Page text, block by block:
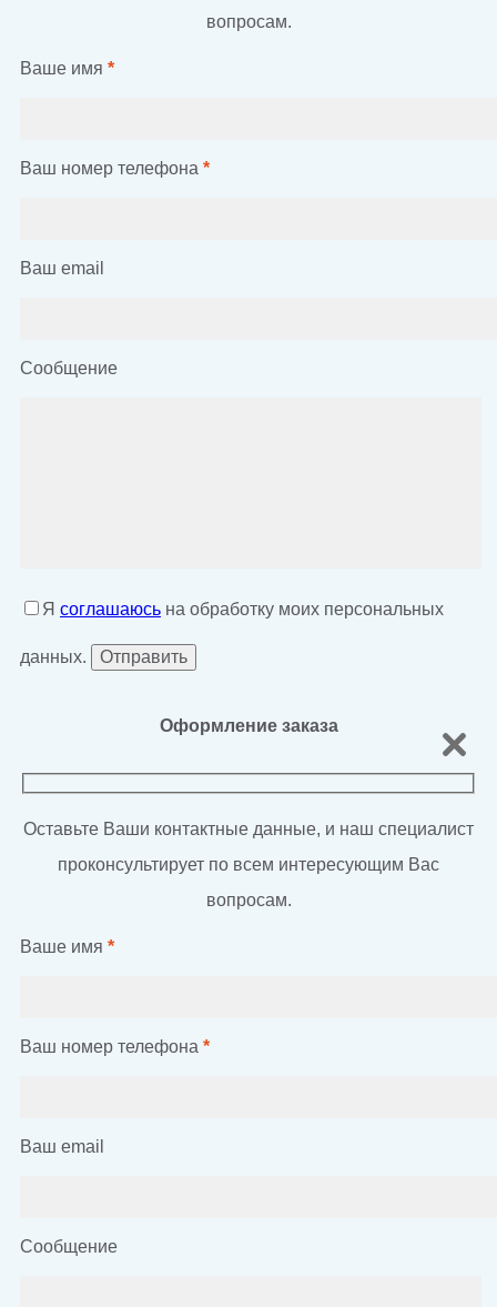
вопросам.
Ваше имя *
Ваш номер телефона *
Ваш email
Сообщение
Я соглашаюсь на обработку моих персональных
данных.
Оформление заказа
Оставьте Ваши контактные данные, и наш специалист
проконсультирует по всем интересующим Вас
вопросам.
Ваше имя *
Ваш номер телефона *
Ваш email
Сообщение